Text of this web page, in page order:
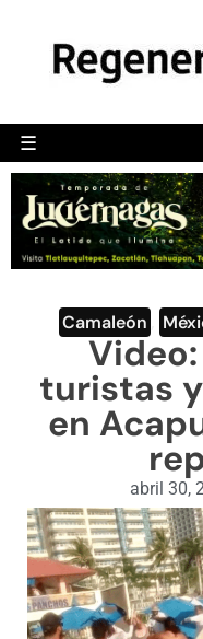
☰
Camaleón
turistas
en
abril 30,